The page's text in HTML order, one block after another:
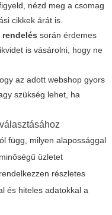
nézd meg a csomag
cikkek árát is.
során érdemes
is vásárolni, hogy ne
az adott webshop gyors
szükség lehet, ha
függ, milyen alapossággal
üzletet
részletes
és hiteles adatokkal a